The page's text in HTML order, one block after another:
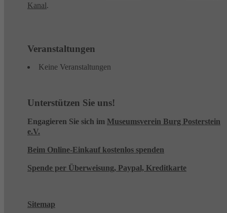
Kanal.
Veranstaltungen
Keine Veranstaltungen
Unterstützen Sie uns!
Engagieren Sie sich im Museumsverein Burg Posterstein
e.V.
Beim Online-Einkauf kostenlos spenden
Spende per Überweisung, Paypal, Kreditkarte
Sitemap